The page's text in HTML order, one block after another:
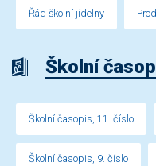
Řád školní jídelny
Školní
Školní časopis, 11. číslo
Školní časopis, 9. číslo